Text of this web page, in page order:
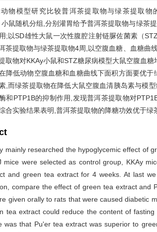
物模型研究比较普洱茶提取物与绿茶提取
小鼠随机分组,分别灌胃给予普洱茶提取物与绿
;以SD雄性大鼠一次性腹腔注射链脲佐菌素（
茶提取物与绿茶提取物4周,以空腹血糖、血糖曲
取物对KKAy小鼠和STZ糖尿病模型大鼠空腹血
降低动物空腹血糖和血糖曲线下面积方面要优
,而绿茶提取物在降低大鼠空腹血清胰岛素与模
和PTP1B的抑制作用,发现普洱茶提取物对
合实验结果表明,普洱茶提取物的降糖功效优于绿
mainly researched the hypoglycemic effect of
mice were selected as control group, KKAy
and green tea extract for 4 weeks. At last
compare the effect of green tea extract and
given orally to rats that were caused diabetic
tea extract could reduce the content of
was that Pu'er tea extract was superior to